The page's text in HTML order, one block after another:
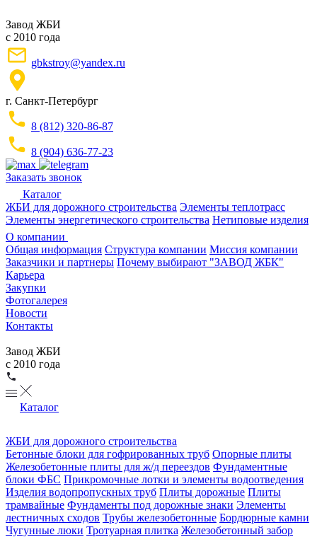
Завод ЖБИ
с 2010 года
gbkstroy@yandex.ru
г. Санкт-Петербург
8 (812) 320-86-87
8 (904) 636-77-23
Заказать звонок
Каталог
ЖБИ для дорожного строительства Элементы теплотрасс
Элементы энергетического строительства Нетиповые изделия
О компании
Общая информация Структура компании Миссия компании
Заказчики и партнеры Почему выбирают "ЗАВОД ЖБК"
Карьера
Закупки
Фотогалерея
Новости
Контакты
Завод ЖБИ
с 2010 года
Каталог
ЖБИ для дорожного строительства
Бетонные блоки для гофрированных труб Опорные плиты
Железобетонные плиты для ж/д переездов Фундаментные
блоки ФБС Прикромочные лотки и элементы водоотведения
Изделия водопропускных труб Плиты дорожные Плиты
трамвайные Фундаменты под дорожные знаки Элементы
лестничных сходов Трубы железобетонные Бордюрные камни
Чугунные люки Тротуарная плитка Железобетонный забор